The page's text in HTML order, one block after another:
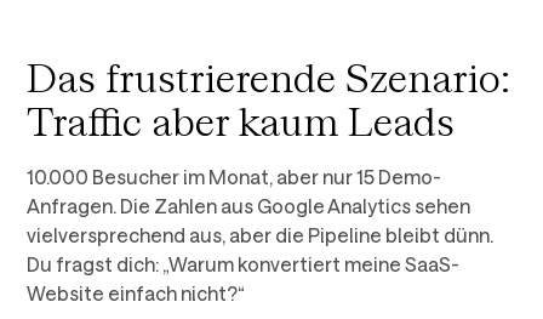
Das frustrierende Szenario:
Traffic aber kaum Leads
10.000 Besucher im Monat, aber nur 15 Demo-
Anfragen. Die Zahlen aus Google Analytics sehen
vielversprechend aus, aber die Pipeline bleibt dünn.
Du fragst dich: „Warum konvertiert meine SaaS-
Website einfach nicht?“